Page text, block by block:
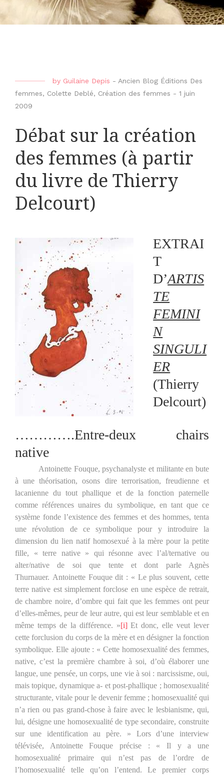
by Guilaine Depis - Ancien Blog Éditions Des
femmes, Colette Deblé, Création des femmes - 1 juin
2009
Débat sur la création
des femmes (à partir
du livre de Thierry
Delcourt)
EXTRAI
T
D’ARTIS
TE
FEMINI
N
SINGULI
ER
(Thierry
Delcourt)
………….Entre-deux chairs
native
Antoinette Fouque, psychanalyste et militante en bute
à une théorisation, osons dire terrorisation, freudienne et
lacanienne du tout phallique et de la fonction paternelle
comme références unaires du symbolique, en tant que ce
système fonde l’existence des femmes et des hommes, tenta
une révolution de ce symbolique pour y introduire la
dimension du lien natif homosexué à la mère pour la petite
fille, « terre native » qui résonne avec l’al/ternative ou
alter/native de soi que tente et dont parle Agnès
Thurnauer. Antoinette Fouque dit : « Le plus souvent, cette
terre native est simplement forclose en une espèce de retrait,
de chambre noire, d’ombre qui fait que les femmes ont peur
d’elles-mêmes, peur de leur autre, qui est leur semblable et en
même temps de la différence. »[i]Et donc, elle veut lever
cette forclusion du corps de la mère et en désigner la fonction
symbolique. Elle ajoute : « Cette homosexualité des femmes,
native, c’est la première chambre à soi, d’où élaborer une
langue, une pensée, un corps, une vie à soi : narcissisme, oui,
mais topique, dynamique a- et post-phallique ; homosexualité
structurante, vitale pour le devenir femme ; homosexualité qui
n’a rien ou pas grand-chose à faire avec le lesbianisme, qui,
lui, désigne une homosexualité de type secondaire, construite
sur une identification au père. » Lors d’une interview
télévisée, Antoinette Fouque précise : « Il y a une
homosexualité primaire qui n’est pas de l’ordre de
l’homosexualité telle qu’on l’entend. Le premier corps